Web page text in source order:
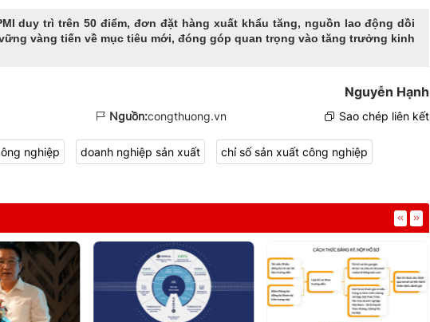
duy trì trên 50 điểm, đơn đặt hàng xuất khẩu tăng, nguồn lao động dồi
vàng tiến về mục tiêu mới, đóng góp quan trọng vào tăng trưởng kinh
Nguyễn Hạnh
Nguồn:congthuong.vn Sao chép liên kết
nghiệp doanh nghiệp sản xuất chỉ số sản xuất công nghiệp